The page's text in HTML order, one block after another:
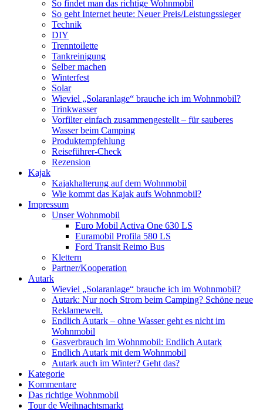
So findet man das richtige Wohnmobil
So geht Internet heute: Neuer Preis/Leistungssieger
Technik
DIY
Trenntoilette
Tankreinigung
Selber machen
Winterfest
Solar
Wieviel „Solaranlage“ brauche ich im Wohnmobil?
Trinkwasser
Vorfilter einfach zusammengestellt – für sauberes
Wasser beim Camping
Produktempfehlung
Reiseführer-Check
Rezension
Kajak
Kajakhalterung auf dem Wohnmobil
Wie kommt das Kajak aufs Wohnmobil?
Impressum
Unser Wohnmobil
Euro Mobil Activa One 630 LS
Euramobil Profila 580 LS
Ford Transit Reimo Bus
Klettern
Partner/Kooperation
Autark
Wieviel „Solaranlage“ brauche ich im Wohnmobil?
Autark: Nur noch Strom beim Camping? Schöne neue
Reklamewelt.
Endlich Autark – ohne Wasser geht es nicht im
Wohnmobil
Gasverbrauch im Wohnmobil: Endlich Autark
Endlich Autark mit dem Wohnmobil
Autark auch im Winter? Geht das?
Kategorie
Kommentare
Das richtige Wohnmobil
Tour de Weihnachtsmarkt